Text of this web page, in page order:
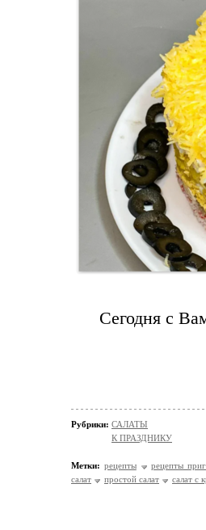
Сегодня с
Рубрики: САЛАТЫ
К ПРАЗДНИКУ
Метки: рецепты
рецепты
салат
простой салат салат с